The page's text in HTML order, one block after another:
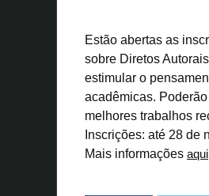
Estão abertas as
sobre Diretos
estimular o
acadêmicas.
melhores trabalhos
Inscrições: até 28 de
Mais informações aqui